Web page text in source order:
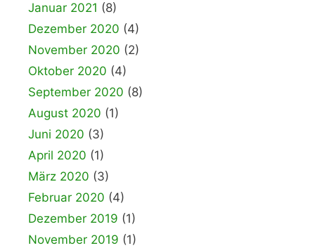
Januar 2021 (8)
Dezember 2020 (4)
November 2020 (2)
Oktober 2020 (4)
September 2020 (8)
August 2020 (1)
Juni 2020 (3)
April 2020 (1)
März 2020 (3)
Februar 2020 (4)
Dezember 2019 (1)
November 2019 (1)